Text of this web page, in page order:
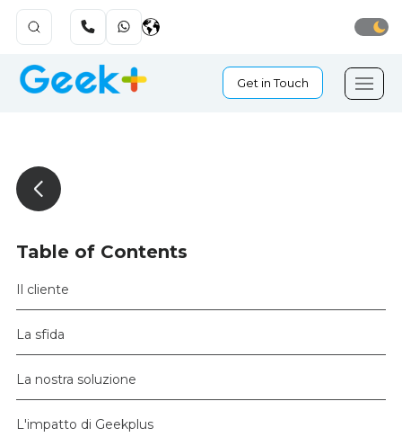
Get in Touch
Table of Contents
Il cliente
La sfida
La nostra soluzione
L'impatto di Geekplus